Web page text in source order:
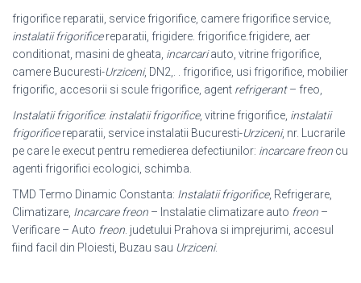
frigorifice reparatii, service frigorifice, camere frigorifice service,
instalatii frigorificereparatii, frigidere. frigorifice.frigidere, aer
conditionat, masini de gheata, incarcariauto, vitrine frigorifice,
camere Bucuresti-Urziceni, DN2,. . frigorifice, usi frigorifice, mobilier
frigorific, accesorii si scule frigorifice, agent refrigerant– freo,
Instalatii frigorifice: instalatii frigorifice, vitrine frigorifice, instalatii
frigorificereparatii, service instalatii Bucuresti-Urziceni, nr. Lucrarile
pe care le execut pentru remedierea defectiunilor: incarcare freon cu
agenti frigorifici ecologici, schimba.
TMD Termo Dinamic Constanta: Instalatii frigorifice, Refrigerare,
Climatizare, Incarcare freon – Instalatie climatizare auto freon –
Verificare – Auto freon . judetului Prahova si imprejurimi, accesul
fiind facil din Ploiesti, Buzau sau Urziceni.